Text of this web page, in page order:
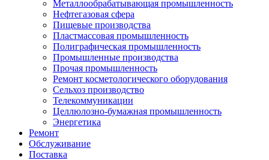
Металлообрабатывающая промышленность
Нефтегазовая сфера
Пищевые производства
Пластмассовая промышленность
Полиграфическая промышленность
Промышленные производства
Прочая промышленность
Ремонт косметологического оборудования
Сельхоз производство
Телекоммуникации
Целлюлозно-бумажная промышленность
Энергетика
Ремонт
Обслуживание
Поставка